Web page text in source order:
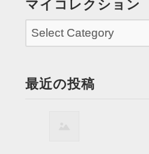
マイコレクション
最近の投稿